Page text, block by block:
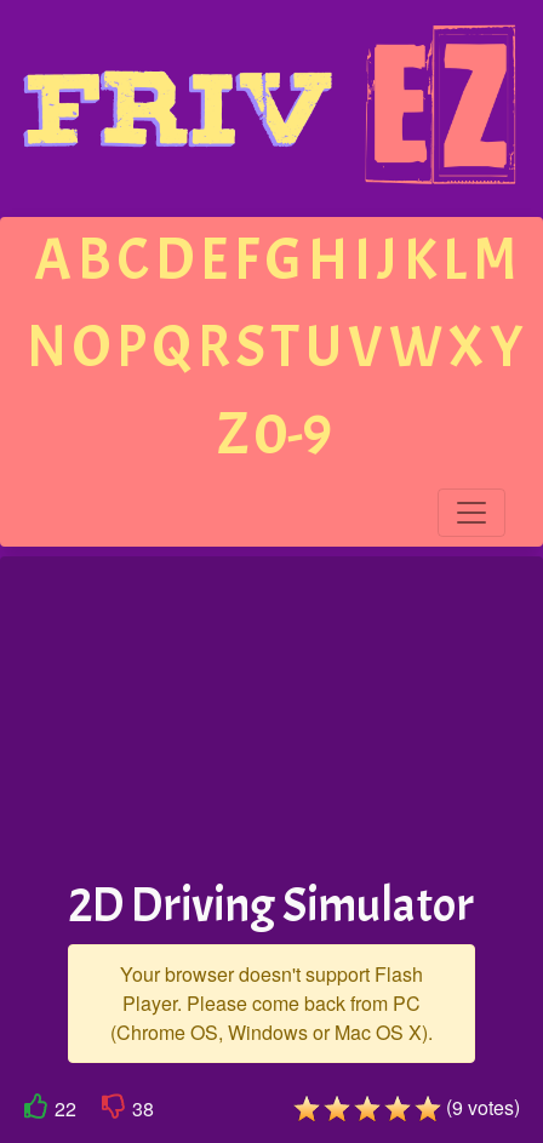
ABCDEFGH IJ KLM
NOPQRSTUVWXY
Z0-9
2D Driving Simulator
Your browser doesn't support Flash
Player. Please come back from PC
(Chrome OS, Windows or Mac OS X).
22 38 (9 votes)